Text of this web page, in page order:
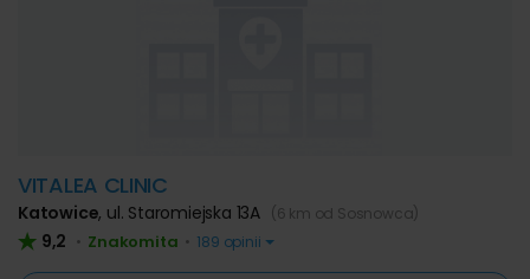
VITALEA CLINIC
Katowice, ul. Staromiejska 13A (6 km od Sosnowca)
9,2 • Znakomita • 189 opinii